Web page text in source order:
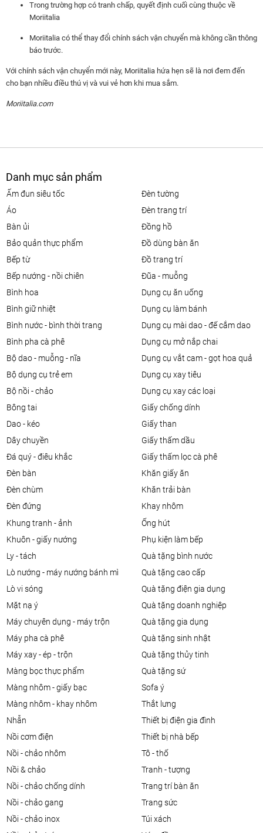
Trong trường hợp có tranh chấp, quyết định cuối cùng thuộc về
Moriitalia
Moriitalia có thể thay đổi chính sách vận chuyển mà không cần thông
báo trước.
Với chính sách vận chuyển mới này, Moriitalia hứa hẹn sẽ là nơi đem đến
cho bạn nhiều điều thú vị và vui vẻ hơn khi mua sắm.
Moriitalia.com
Danh mục sản phẩm
ấm đun siêu tốc
áo
bàn ủi
bảo quản thực phẩm
bếp từ
bếp nướng - nồi chiên
bình hoa
bình giữ nhiệt
bình nước - bình thời trang
bình pha cà phê
bộ dao - muỗng - nĩa
bộ dụng cụ trẻ em
bộ nồi - chảo
bông tai
dao - kéo
dây chuyền
đá quý - điêu khắc
đèn bàn
đèn chùm
đèn đứng
đèn tường
đèn trang trí
đồng hồ
đồ dùng bàn ăn
đồ trang trí
đũa - muỗng
dụng cụ ăn uống
dụng cụ làm bánh
dụng cụ mài dao - đế cắm dao
dụng cụ mở nắp chai
dụng cụ vắt cam - gọt hoa quả
dụng cụ xay tiêu
dụng cụ xay các loại
giấy chống dính
giấy than
giấy thấm dầu
giấy thấm lọc cà phê
khăn giấy ăn
khăn trải bàn
khay nhôm
khung tranh - ảnh
khuôn - giấy nướng
ly - tách
lò nướng - máy nướng bánh mì
lò vi sóng
mặt nạ ý
máy chuyên dụng - máy trộn
máy pha cà phê
máy xay - ép - trộn
màng bọc thực phẩm
màng nhôm - giấy bạc
màng nhôm - khay nhôm
nhẫn
nồi cơm điện
nồi - chảo nhôm
nồi & chảo
nồi - chảo chống dính
nồi - chảo gang
nồi - chảo inox
ống hút
phụ kiện làm bếp
quà tặng bình nước
quà tặng cao cấp
quà tặng điện gia dụng
quà tặng doanh nghiệp
quà tặng gia dụng
quà tặng sinh nhật
quà tặng thủy tinh
quà tặng sứ
sofa ý
thắt lưng
thiết bị điện gia đình
thiết bị nhà bếp
tô - thố
tranh - tượng
trang trí bàn ăn
trang sức
túi xách